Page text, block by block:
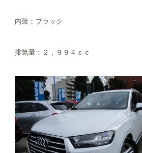
内装：ブラック
排気量：２，９９４ｃｃ